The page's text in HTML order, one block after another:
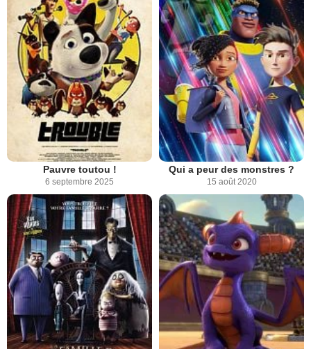
Pauvre toutou !
6 septembre 2025
Qui a peur des monstres ?
15 août 2020